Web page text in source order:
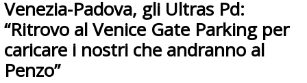
Venezia-Padova, gli Ultras Pd:
“Ritrovo al Venice Gate Parking per
caricare i nostri che andranno al
Penzo”